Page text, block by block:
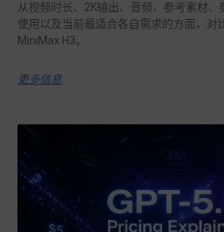
从视频时长、2K输出、音频、参考素材
使用以及当前最适合各自需求的方面，对
MiniMax H3。.
更多信息